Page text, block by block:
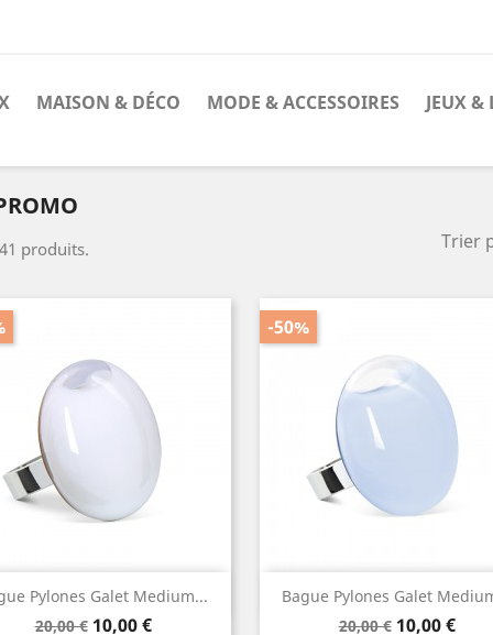
MAISON & DÉCO MODE & ACCESSOIRES JEUX &
produits.
Trier
Pylones Galet Medium...
Prix
20,00 € Prix
10,00 €
Aperçu rapide Bague Pylones Galet
Prix
20,00 € Prix
10,00 €
-50%
Aperçu rapide